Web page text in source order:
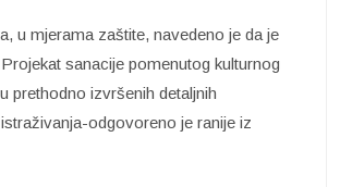
u mjerama zaštite, navedeno je da je
sanacije pomenutog kulturnog
prethodno izvršenih detaljnih
odgovoreno je ranije iz